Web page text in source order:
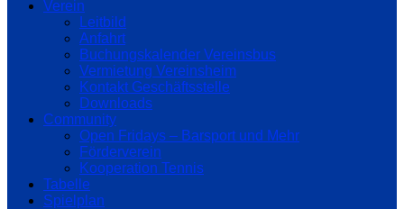
Verein
Leitbild
Anfahrt
Buchungskalender Vereinsbus
Vermietung Vereinsheim
Kontakt Geschäftsstelle
Downloads
Community
Open Fridays – Barsport und Mehr
Förderverein
Kooperation Tennis
Tabelle
Spielplan